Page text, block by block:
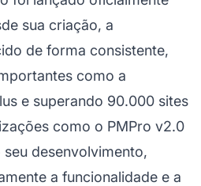
sua criação, a
de forma consistente,
como a
e superando 90.000 sites
como o PMPro v2.0
desenvolvimento,
a funcionalidade e a